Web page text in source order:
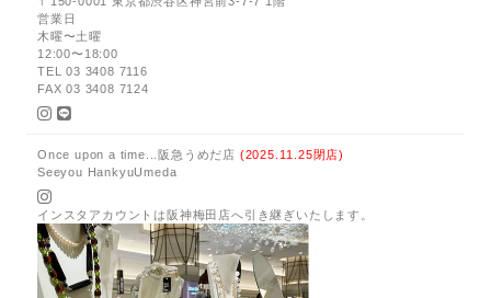
営業日
木曜〜土曜
12:00〜18:00
TEL 03 3408 7116
FAX 03 3408 7124
Once upon a time...阪急うめだ店 (2025.11.25閉店)
Seeyou HankyuUmeda
インスタアカウントは阪神梅田店へ引き継ぎいたします。